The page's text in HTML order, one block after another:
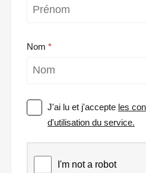
Nom
J'ai lu et j'accepte les
d'utilisation du service.